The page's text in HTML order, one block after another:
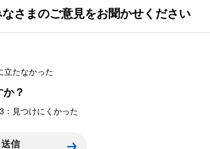
さまのご意見をお聞かせください
立たなかった
？
3：見つけにくかった